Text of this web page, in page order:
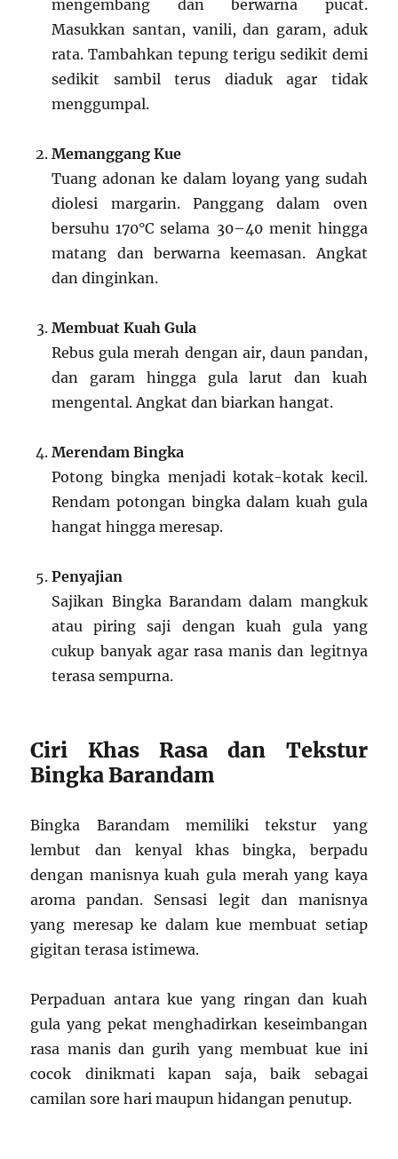
mengembang dan berwarna pucat.
Masukkan santan, vanili, dan garam, aduk
rata. Tambahkan tepung terigu sedikit demi
sedikit sambil terus diaduk agar tidak
menggumpal.
Memanggang Kue
Tuang adonan ke dalam loyang yang sudah
diolesi margarin. Panggang dalam oven
bersuhu 170°C selama 30–40 menit hingga
matang dan berwarna keemasan. Angkat
dan dinginkan.
Membuat Kuah Gula
Rebus gula merah dengan air, daun pandan,
dan garam hingga gula larut dan kuah
mengental. Angkat dan biarkan hangat.
Merendam Bingka
Potong bingka menjadi kotak-kotak kecil.
Rendam potongan bingka dalam kuah gula
hangat hingga meresap.
Penyajian
Sajikan Bingka Barandam dalam mangkuk
atau piring saji dengan kuah gula yang
cukup banyak agar rasa manis dan legitnya
terasa sempurna.
Ciri Khas Rasa dan Tekstur
Bingka Barandam
Bingka Barandam memiliki tekstur yang
lembut dan kenyal khas bingka, berpadu
dengan manisnya kuah gula merah yang kaya
aroma pandan. Sensasi legit dan manisnya
yang meresap ke dalam kue membuat setiap
gigitan terasa istimewa.
Perpaduan antara kue yang ringan dan kuah
gula yang pekat menghadirkan keseimbangan
rasa manis dan gurih yang membuat kue ini
cocok dinikmati kapan saja, baik sebagai
camilan sore hari maupun hidangan penutup.